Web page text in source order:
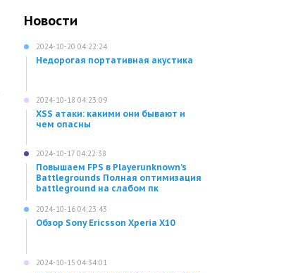
Новости
2024-10-20 04:22:24
Недорогая портативная акустика
2024-10-18 04:23:09
XSS атаки: какими они бывают и
чем опасны
2024-10-17 04:22:38
Повышаем FPS в Playerunknown’s
Battlegrounds Полная оптимизация
battleground на слабом пк
2024-10-16 04:23:43
Обзор Sony Ericsson Xperia X10
2024-10-15 04:34:01